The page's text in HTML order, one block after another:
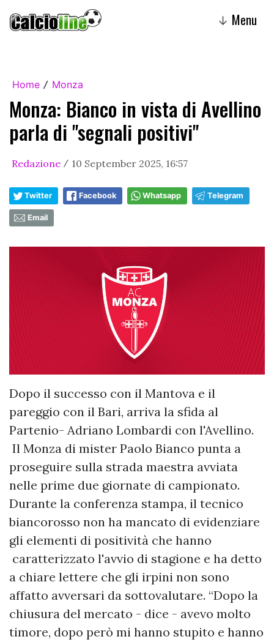
↓ Menu
Home / Monza
Monza: Bianco in vista di Avellino
parla di "segnali positivi"
Redazione / 10 September 2025, 16:57
Twitter Facebook Whatsapp Telegram
Email
Dopo il successo con il Mantova e il
pareggio con il Bari, arriva la sfida al
Partenio- Adriano Lombardi con l'Avellino.
Il Monza di mister Paolo Bianco punta a
proseguire sulla strada maestra avviata
nelle prime due giornate di campionato.
Durante la conferenza stampa, il tecnico
biancorosso non ha mancato di evidenziare
gli elementi di positività che hanno
caratterizzato l'avvio di stagione e ha detto
a chiare lettere che gli irpini non sono
affatto avversari da sottovalutare. “Dopo la
chiusura del mercato - dice - avevo molto
timore, dopo però mi hanno stupito e hanno